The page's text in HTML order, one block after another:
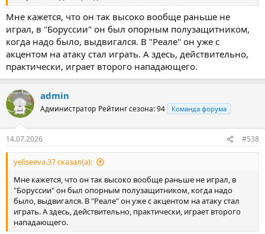
Мне кажется, что он так высоко вообще раньше не
играл, в "Боруссии" он был опорным полузащитником,
когда надо было, выдвигался. В "Реале" он уже с
акцентом на атаку стал играть. А здесь, действительно,
практически, играет второго нападающего.
admin
Администратор Рейтинг сезона: 94 Команда форума
14.07.2026 #538
yeliseeva.37 сказал(а):
Мне кажется, что он так высоко вообще раньше не играл, в
"Боруссии" он был опорным полузащитником, когда надо
было, выдвигался. В "Реале" он уже с акцентом на атаку стал
играть. А здесь, действительно, практически, играет второго
нападающего.